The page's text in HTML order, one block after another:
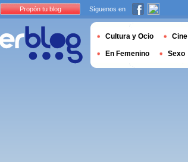
Propón tu blog Síguenos en
Cultura y Ocio Cine
En Femenino Sexo